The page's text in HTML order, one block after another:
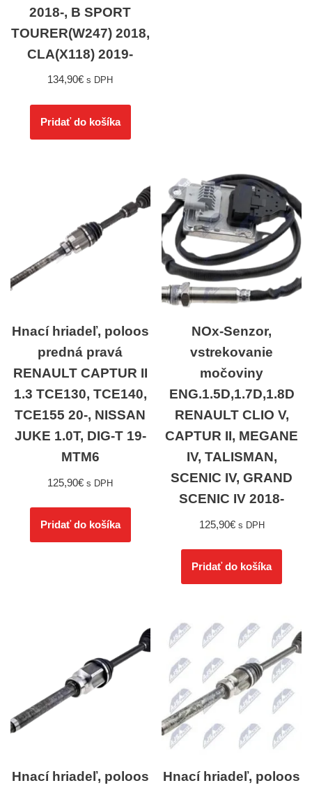
2018-, B SPORT
TOURER(W247) 2018,
CLA(X118) 2019-
134,90€ s DPH
Pridať do košíka
Hnací hriadeľ, poloos
predná pravá
RENAULT CAPTUR II
1.3 TCE130, TCE140,
TCE155 20-, NISSAN
JUKE 1.0T, DIG-T 19-
MTM6
125,90€ s DPH
Pridať do košíka
NOx-Senzor,
vstrekovanie
močoviny
ENG.1.5D,1.7D,1.8D
RENAULT CLIO V,
CAPTUR II, MEGANE
IV, TALISMAN,
SCENIC IV, GRAND
SCENIC IV 2018-
125,90€ s DPH
Pridať do košíka
Hnací hriadeľ, poloos
Hnací hriadeľ, poloos